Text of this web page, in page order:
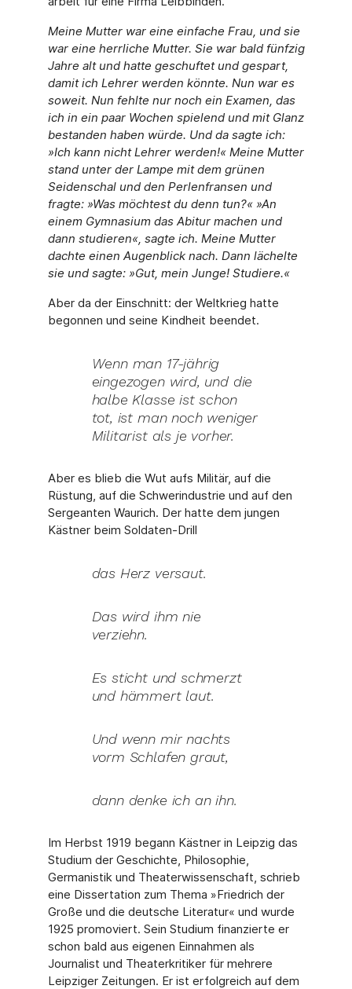
Meine Mutter war eine einfache Frau, und sie
war eine herrliche Mutter. Sie war bald fünfzig
Jahre alt und hatte geschuftet und gespart,
damit ich Lehrer werden könnte. Nun war es
soweit. Nun fehlte nur noch ein Examen, das
ich in ein paar Wochen spielend und mit Glanz
bestanden haben würde. Und da sagte ich:
»Ich kann nicht Lehrer werden!« Meine Mutter
stand unter der Lampe mit dem grünen
Seidenschal und den Perlenfransen und
fragte: »Was möchtest du denn tun?« »An
einem Gymna­sium das Abitur machen und
dann studieren«, sagte ich. Meine Mutter
dachte einen Augenblick nach. Dann lächelte
sie und sagte: »Gut, mein Junge! Studiere.«
Aber da der Einschnitt: der Weltkrieg hatte
begonnen und seine Kindheit beendet.
Wenn man 17-jährig
eingezogen wird, und die
halbe Klasse ist schon
tot, ist man noch weniger
Militarist als je vorher.
Aber es blieb die Wut aufs Militär, auf die
Rüstung, auf die Schwerindustrie und auf den
Sergeanten Waurich. Der hatte dem jungen
Kästner beim Soldaten-Drill
das Herz versaut.
Das wird ihm nie
verziehn.
Es sticht und schmerzt
und hämmert laut.
Und wenn mir nachts
vorm Schlafen graut,
dann denke ich an ihn.
Im Herbst 1919 begann Kästner in Leipzig das
Studium der Geschichte, Philosophie,
Germanistik und Theaterwissenschaft, schrieb
eine Dissertation zum Thema »Friedrich der
Große und die deutsche Literatur« und wurde
1925 promoviert. Sein Studium finan­zierte er
schon bald aus eigenen Einnahmen als
Journalist und Theaterkritiker für meh­rere
Leipziger Zeitungen. Er ist erfolgreich auf dem